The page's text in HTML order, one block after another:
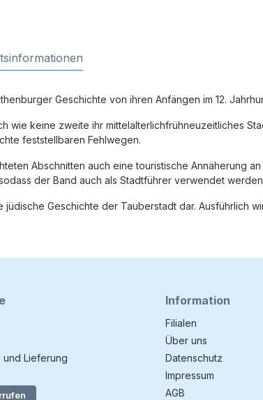
Geschichte von ihren Anfängen im 12.
wie keine zweite ihr mittelalterlichfrühneuzeitliches
feststellbaren Fehlwegen.
Abschnitten auch eine touristische Annäherung
der Band auch als Stadtführer verwendet
Geschichte der Tauberstadt dar. Ausführlich
und Lieferung
Information
Filialen
Über uns
Datenschutz
Impressum
AGB